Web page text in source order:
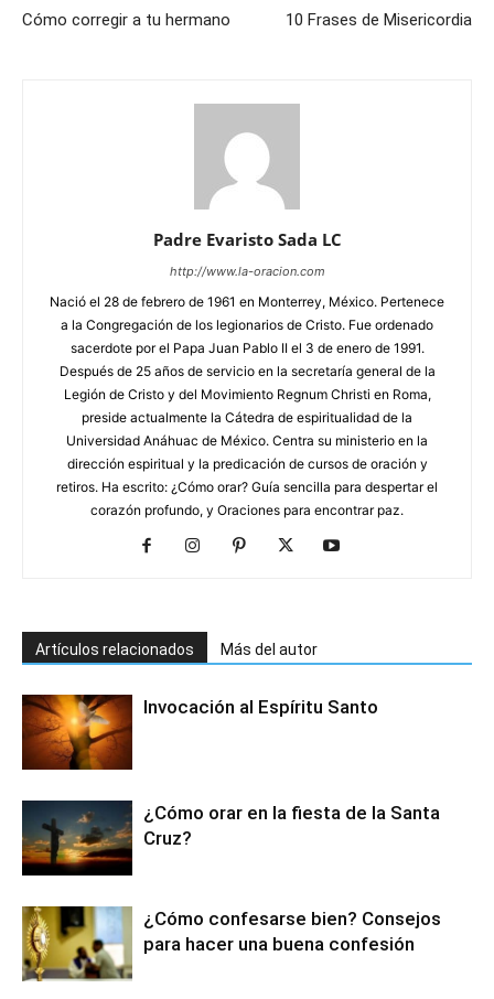
Cómo corregir a tu hermano 10 Frases de Misericordia
Padre Evaristo Sada LC
http://www.la-oracion.com
Nació el 28 de febrero de 1961 en Monterrey, México. Pertenece
a la Congregación de los legionarios de Cristo. Fue ordenado
sacerdote por el Papa Juan Pablo II el 3 de enero de 1991.
Después de 25 años de servicio en la secretaría general de la
Legión de Cristo y del Movimiento Regnum Christi en Roma,
preside actualmente la Cátedra de espiritualidad de la
Universidad Anáhuac de México. Centra su ministerio en la
dirección espiritual y la predicación de cursos de oración y
retiros. Ha escrito: ¿Cómo orar? Guía sencilla para despertar el
corazón profundo, y Oraciones para encontrar paz.
Artículos relacionados Más del autor
Invocación al Espíritu Santo
¿Cómo orar en la fiesta de la Santa
Cruz?
¿Cómo confesarse bien? Consejos
para hacer una buena confesión